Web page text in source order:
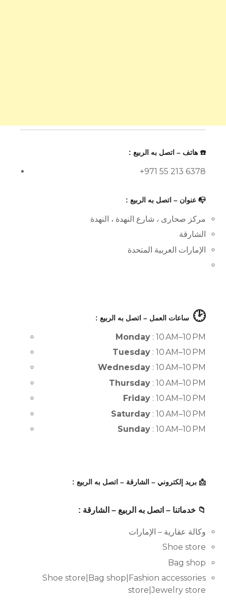
☎️ هاتف – اتصل به الربيع :
+971 55 213 6378
📭 عنوان – اتصل به الربيع :
مركز صحارى ، شارع النهدة ، النهدة
الشارقة
الإمارات العربية المتحدة
🕑 ساعات العمل – اتصل به الربيع :
Monday : 10 AM–10 PM
Tuesday : 10 AM–10 PM
Wednesday : 10 AM–10 PM
Thursday : 10 AM–10 PM
Friday : 10 AM–10 PM
Saturday : 10 AM–10 PM
Sunday : 10 AM–10 PM
📩 بريد إلكتروني – الشارقة – اتصل به الربيع :
📁 خدماتنا – اتصل به الربيع – الشارقة :
وكالة عقارية – الإمارات
Shoe store
Bag shop
Shoe store|Bag shop|Fashion accessories
store|Jewelry store